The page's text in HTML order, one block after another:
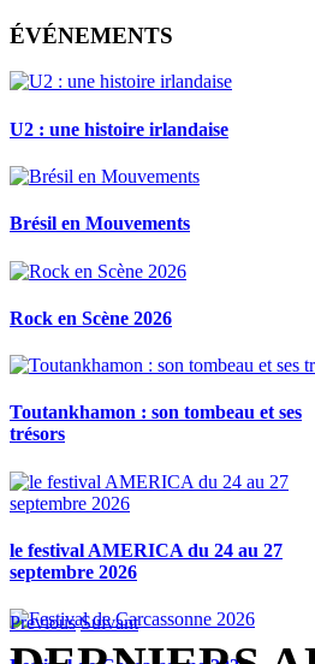
ÉVÉNEMENTS
U2 : une histoire irlandaise
Brésil en Mouvements
Rock en Scène 2026
Toutankhamon : son tombeau et ses
trésors
le festival AMERICA du 24 au 27
septembre 2026
Previous Suivant